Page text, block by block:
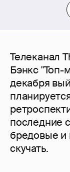
Телеканал
Бэнкс "Топ-
декабря
последние
бредовые и
скучать.